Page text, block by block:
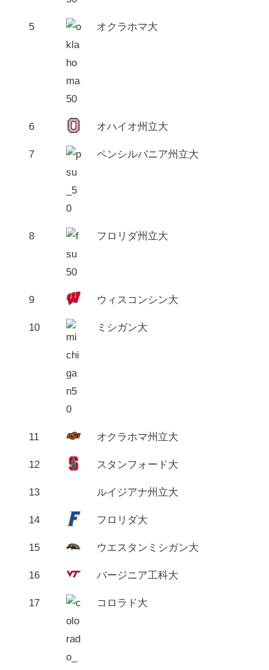
5 オクラホマ大
6 オハイオ州立大
7 ペンシルバニア州立大
8 フロリダ州立大
9 ウィスコンシン大
10 ミシガン大
11 オクラホマ州立大
12 スタンフォード大
13 ルイジアナ州立大
14 フロリダ大
15 ウエスタンミシガン大
16 バージニア工科大
17 コロラド大